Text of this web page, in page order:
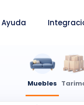
Ayuda
Muebles